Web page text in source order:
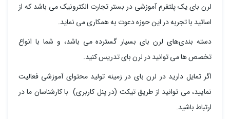
لرن بای یک پلتفرم آموزشی در بستر تجارت الکترونیک می باشد که از
اساتید با تجربه در این حوزه دعوت به همکاری می نماید.
دسته بندی‌های لرن بای بسیار گسترده می باشد، و شما با انواع
تخصص ها می توانید در لرن بای تدریس کنید.
اگر تمایل دارید در لرن بای در زمینه تولید محتوای آموزشی فعالیت
نمایید، می توانید از طریق تیکت (در پنل کاربری) با کارشناسان ما در
ارتباط باشید.